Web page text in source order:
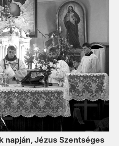
napján, Jézus Szentséges